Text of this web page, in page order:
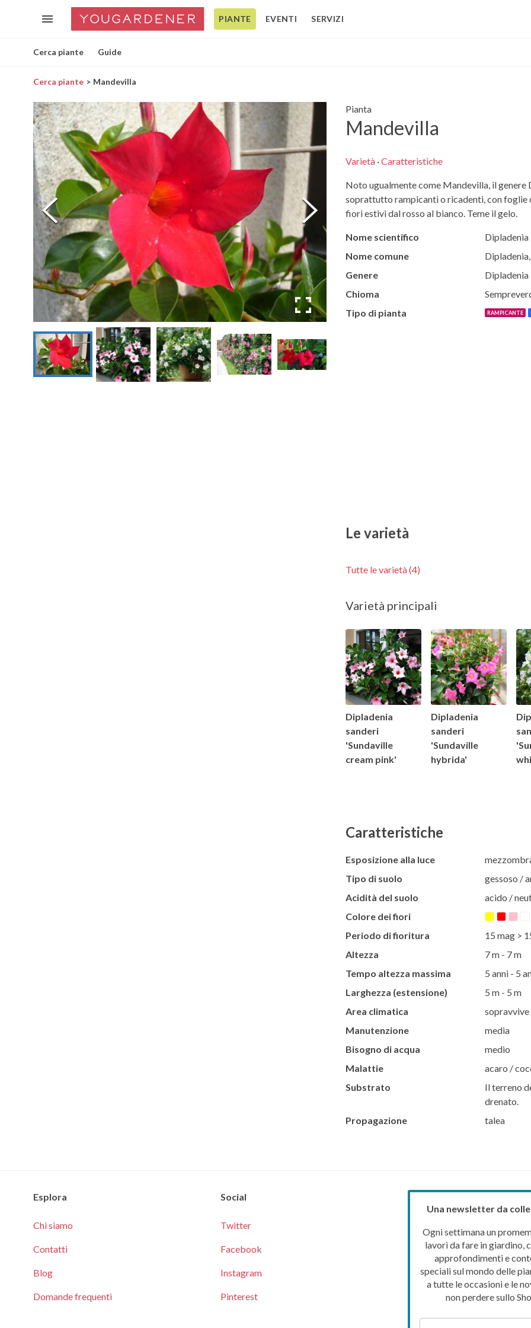
PIANTE EVENTI SERVIZI
Cerca piante Guide
Cerca piante Mandevilla
Pianta
Mandevilla
Varietà·Caratteristiche
Noto ugualmente come Mandevilla, il
soprattutto rampicanti o ricadenti, con foglie
fiori estivi dal rosso al bianco. Teme il gelo.
Nome scientifico
Dipladenia
Nome comune
Genere
Dipladenia
Chioma
Tipo di pianta
RAMPICANTE
Le varietà
Tutte le varietà (4)
Varietà principali
Dipladenia
sanderi
'Sundaville
cream pink'
Dipladenia
sanderi
'Sundaville
hybrida'
Caratteristiche
Esposizione alla luce
Tipo di suolo
gessoso /
Acidità del suolo
acido /
Colore dei fiori
Periodo di fioritura
15 mag >
Altezza
7 m - 7 m
Tempo altezza massima
5 anni - 5
Larghezza (estensione)
5 m - 5 m
Area climatica
sopravvive
Manutenzione
media
Bisogno di acqua
medio
Malattie
acaro /
Substrato
Il terreno
drenato.
Propagazione
talea
Esplora
Chi siamo
Contatti
Blog
Domande frequenti
Social
Twitter
Facebook
Instagram
Pinterest
Una newsletter da
Ogni settimana un
lavori da fare in giardino,
approfondimenti e
speciali sul mondo delle
a tutte le occasioni e le
non perdere sullo